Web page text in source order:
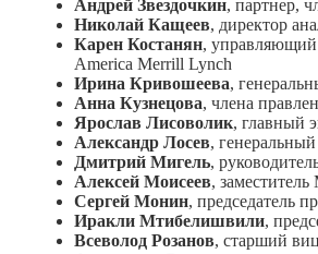
Андрей Звездочкин, партнер,
Николай Кащеев, директор
Карен Костанян, управляющий
America Merrill Lynch
Ирина Кривошеева,
Анна Кузнецова, члена
Ярослав Лисоволик, главный
Александр Лосев,
Дмитрий Мигель,
Алексей Моисеев,
Сергей Монин, председатель
Иракли Мтибелишвили,
Всеволод Розанов, старший